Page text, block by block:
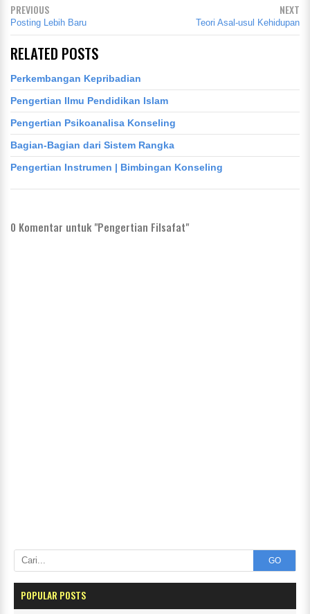
PREVIOUS
Posting Lebih Baru
NEXT
Teori Asal-usul Kehidupan
RELATED POSTS
Perkembangan Kepribadian
Pengertian Ilmu Pendidikan Islam
Pengertian Psikoanalisa Konseling
Bagian-Bagian dari Sistem Rangka
Pengertian Instrumen | Bimbingan Konseling
0 Komentar untuk "Pengertian Filsafat"
GO
POPULAR POSTS